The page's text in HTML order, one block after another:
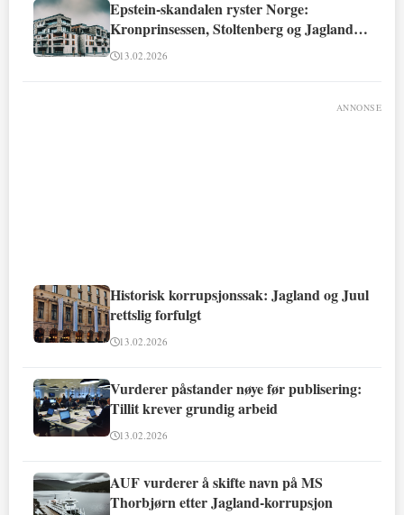
Epstein-skandalen ryster Norge:
Kronprinsessen, Stoltenberg og Jagland
involvert
13.02.2026
ANNONSE
Historisk korrupsjonssak: Jagland og Juul
rettslig forfulgt
13.02.2026
Vurderer påstander nøye før publisering:
Tillit krever grundig arbeid
13.02.2026
AUF vurderer å skifte navn på MS
Thorbjørn etter Jagland-korrupsjon